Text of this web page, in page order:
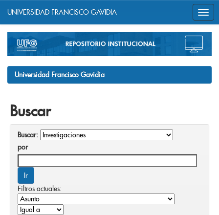
navigation
UNIVERSIDAD FRANCISCO GAVIDIA
Universidad Francisco Gavidia
Buscar
Buscar:
por
Filtros actuales: